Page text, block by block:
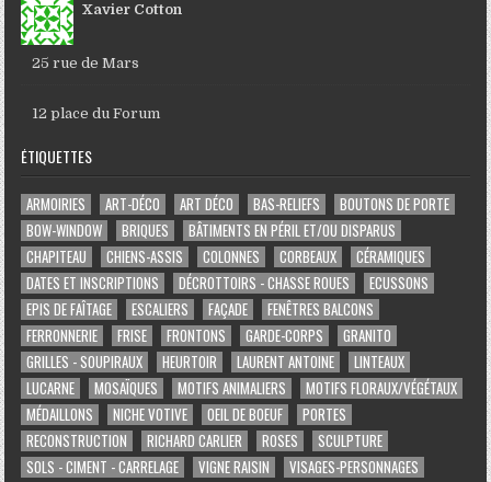
Xavier Cotton
25 rue de Mars
12 place du Forum
ÉTIQUETTES
ARMOIRIES ART-DÉCO ART DÉCO BAS-RELIEFS
BOUTONS DE PORTE
BOW-WINDOW
BRIQUES
BÂTIMENTS EN PÉRIL ET/OU DISPARUS
CHAPITEAU
CHIENS-ASSIS COLONNES CORBEAUX
CÉRAMIQUES
DATES ET INSCRIPTIONS
DÉCROTTOIRS - CHASSE ROUES
ECUSSONS
EPIS DE FAÎTAGE
ESCALIERS FAÇADE
FENÊTRES BALCONS
FERRONNERIE
FRISE FRONTONS GARDE-CORPS
GRANITO
GRILLES - SOUPIRAUX
HEURTOIR LAURENT ANTOINE
LINTEAUX
LUCARNE
MOSAÏQUES MOTIFS ANIMALIERS
MOTIFS FLORAUX/VÉGÉTAUX
MÉDAILLONS
NICHE VOTIVE OEIL DE BOEUF
PORTES
RECONSTRUCTION
RICHARD CARLIER ROSES
SCULPTURE
SOLS - CIMENT - CARRELAGE
VIGNE RAISIN
VISAGES-PERSONNAGES